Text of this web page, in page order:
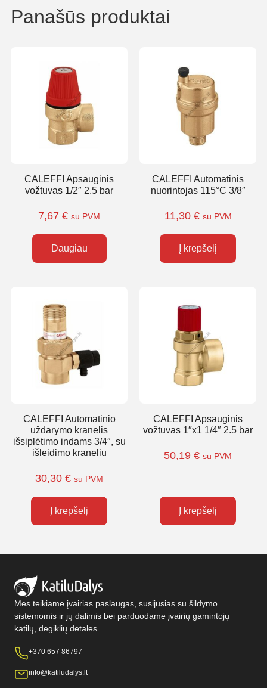
Panašūs produktai
CALEFFI Apsauginis
vožtuvas 1/2″ 2.5 bar
7,67 € su PVM
Daugiau
CALEFFI Automatinis
nuorintojas 115°C 3/8″
11,30 € su PVM
Į krepšelį
CALEFFI Automatinio
uždarymo kranelis
išsiplėtimo indams 3/4″, su
išleidimo kraneliu
30,30 € su PVM
Į krepšelį
CALEFFI Apsauginis
vožtuvas 1″x1 1/4″ 2.5 bar
50,19 € su PVM
Į krepšelį
Mes teikiame įvairias paslaugas, susijusias su šildymo
sistemomis ir jų dalimis bei parduodame įvairių gamintojų
katilų, degiklių detales.
+370 657 86797
info@katiludalys.lt